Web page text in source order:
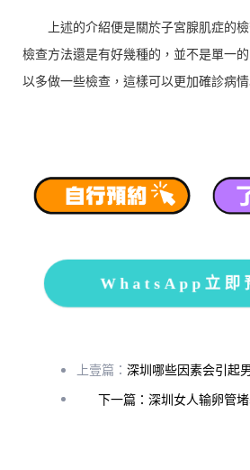
上述的介紹便是關於子宮腺肌症的
檢查方法還是有好幾種的，並不是單一
以多做一些檢查，這樣可以更加確診病情
WhatsApp立即
上壹篇： 深圳哪些因素会引起
下一篇：深圳女人输卵管